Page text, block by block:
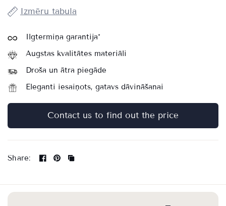
Izmēru tabula
Ilgtermiņa garantija*
Augstas kvalitātes materiāli
Droša un ātra piegāde
Eleganti iesaiņots, gatavs dāvināšanai
Contact us to find out the price
Share: